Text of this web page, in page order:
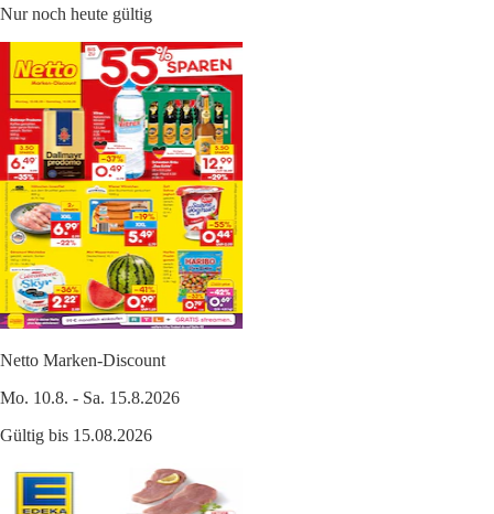
Nur noch heute gültig
Netto Marken-Discount
Mo. 10.8. - Sa. 15.8.2026
Gültig bis 15.08.2026